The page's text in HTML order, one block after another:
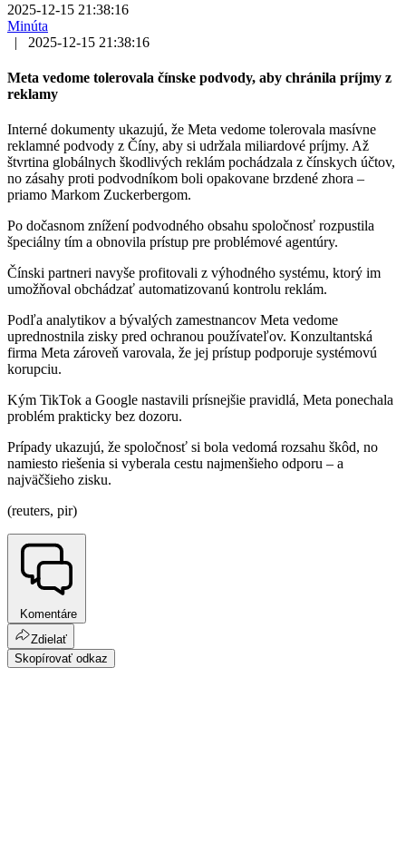
2025-12-15 21:38:16
Minúta
|
2025-12-15 21:38:16
Meta vedome tolerovala čínske podvody, aby chránila príjmy z
reklamy
Interné dokumenty ukazujú, že Meta vedome tolerovala masívne
reklamné podvody z Číny, aby si udržala miliardové príjmy. Až
štvrtina globálnych škodlivých reklám pochádzala z čínskych účtov,
no zásahy proti podvodníkom boli opakovane brzdené zhora –
priamo Markom Zuckerbergom.
Po dočasnom znížení podvodného obsahu spoločnosť rozpustila
špeciálny tím a obnovila prístup pre problémové agentúry.
Čínski partneri navyše profitovali z výhodného systému, ktorý im
umožňoval obchádzať automatizovanú kontrolu reklám.
Podľa analytikov a bývalých zamestnancov Meta vedome
uprednostnila zisky pred ochranou používateľov. Konzultantská
firma Meta zároveň varovala, že jej prístup podporuje systémovú
korupciu.
Kým TikTok a Google nastavili prísnejšie pravidlá, Meta ponechala
problém prakticky bez dozoru.
Prípady ukazujú, že spoločnosť si bola vedomá rozsahu škôd, no
namiesto riešenia si vyberala cestu najmenšieho odporu – a
najväčšieho zisku.
(reuters, pir)
Komentáre
Zdielať
Skopírovať odkaz